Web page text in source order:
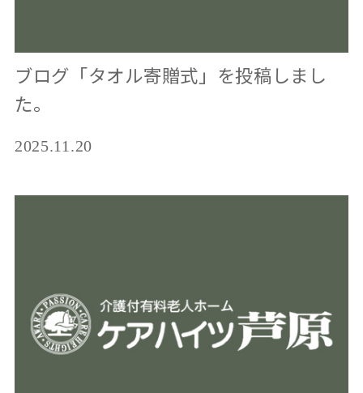
ブログ「タオル寄贈式」を投稿しまし
た。
2025.11.20